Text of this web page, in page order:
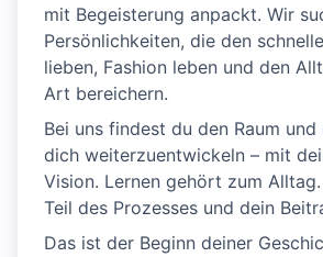
mit Begeisterung anpackt. Wir
Persönlichkeiten, die den
lieben, Fashion leben und den
Art bereichern.
Bei uns findest du den Raum und
dich weiterzuentwickeln – mit
Vision. Lernen gehört zum Alltag.
Teil des Prozesses und dein
Das ist der Beginn deiner